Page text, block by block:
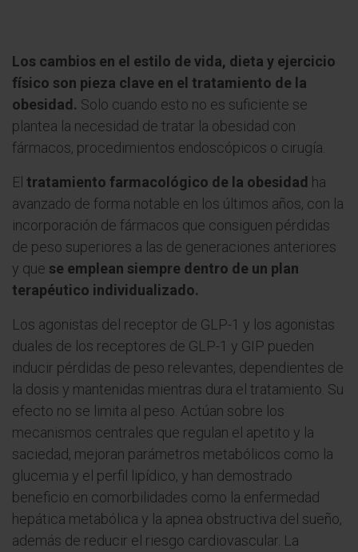
Los cambios en el estilo de vida, dieta y ejercicio
físico son pieza clave en el tratamiento de la
obesidad. Solo cuando esto no es suficiente se
plantea la necesidad de tratar la obesidad con
fármacos, procedimientos endoscópicos o cirugía.
El tratamiento farmacológico de la obesidad ha
avanzado de forma notable en los últimos años, con la
incorporación de fármacos que consiguen pérdidas
de peso superiores a las de generaciones anteriores
y que se emplean siempre dentro de un plan
terapéutico individualizado.
Los agonistas del receptor de GLP-1 y los agonistas
duales de los receptores de GLP-1 y GIP pueden
inducir pérdidas de peso relevantes, dependientes de
la dosis y mantenidas mientras dura el tratamiento. Su
efecto no se limita al peso. Actúan sobre los
mecanismos centrales que regulan el apetito y la
saciedad, mejoran parámetros metabólicos como la
glucemia y el perfil lipídico, y han demostrado
beneficio en comorbilidades como la enfermedad
hepática metabólica y la apnea obstructiva del sueño,
además de reducir el riesgo cardiovascular. La